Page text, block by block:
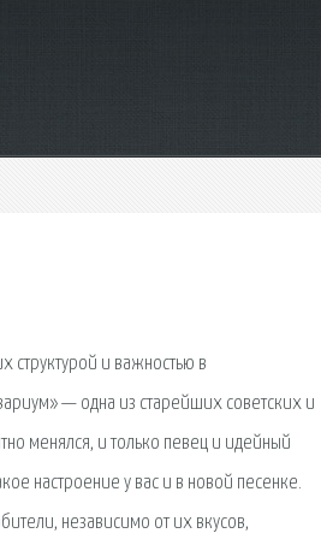
структурой и важностью в
— одна из старейших советских и
менялся, и только певец и идейный
настроение у вас и в новой песенке.
независимо от их вкусов,